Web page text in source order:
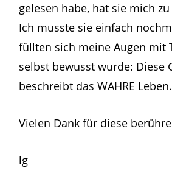
gelesen habe, hat sie mich
Ich musste sie einfach
füllten sich meine Augen mit
selbst bewusst wurde: Diese
beschreibt das WAHRE Leben.
Vielen Dank für diese
lg